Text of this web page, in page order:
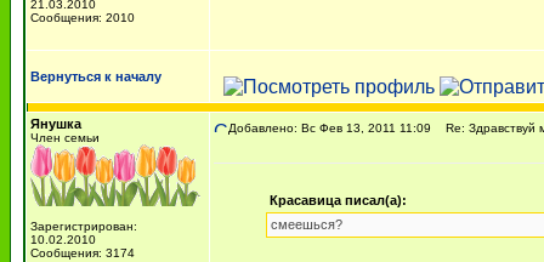
21.03.2010
Сообщения: 2010
Вернуться к началу
Янушка
Член семьи
Зарегистрирован:
10.02.2010
Сообщения: 3174
Добавлено: Вс Фев 13, 2011 11:09 Re: Здравствуй
Красавица писал(а):
смеешься?